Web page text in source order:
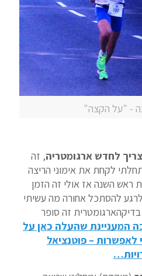
- "על הקצה"
לחדש ארגומטריה, זה
לקחת את אימוני הריצה
ראש השנה אז אולי זה הזמן
להסתכל אחורה מה עשיתי
בדיקהארגומטרית זה סופר
המעניינת שהעלה כאן על
לאפשרות – פוטנציאל